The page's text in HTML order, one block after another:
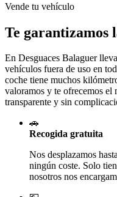
Vende tu vehículo
Te garantizamos
En Desguaces Balaguer
vehículos fuera de uso en
coche tiene muchos
valoramos y te ofrecemos el
transparente y sin
🚗
Recogida gratuita
Nos desplazamos
ningún coste. Solo
nosotros nos